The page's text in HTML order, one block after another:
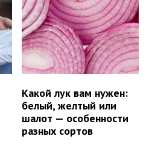
Какой лук вам нужен:
белый, желтый или
шалот — особенности
разных сортов